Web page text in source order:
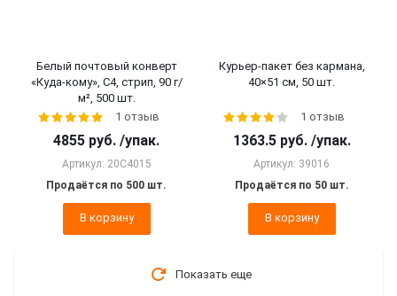
Белый почтовый конверт
«Куда-кому», C4, стрип, 90 г/
м², 500 шт.
1 отзыв
4855 руб. /упак.
Артикул: 20C4015
Продаётся по 500 шт.
В корзину
Курьер-пакет без кармана,
40×51 см, 50 шт.
1 отзыв
1363.5 руб. /упак.
Артикул: 39016
Продаётся по 50 шт.
В корзину
Показать еще